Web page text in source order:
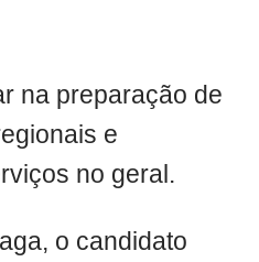
na preparação de
e
no geral.
o candidato